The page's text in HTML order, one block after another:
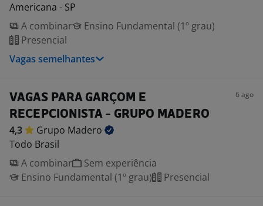
Americana - SP
A combinar
Ensino Fundamental (1º grau)
Presencial
Vagas semelhantes
VAGAS PARA GARÇOM E
RECEPCIONISTA - GRUPO MADERO
6 ago
4,3 Grupo Madero
Todo Brasil
A combinar
Sem experiência
Ensino Fundamental (1º grau)
Presencial